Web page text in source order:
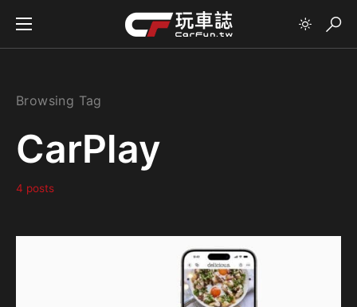
Browsing Tag
CarPlay
4 posts